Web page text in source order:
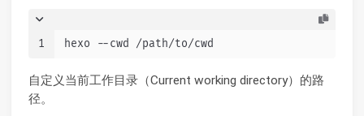
1 hexo --cwd /path/to/cwd
自定义当前工作目录（Current working directory）的路
径。